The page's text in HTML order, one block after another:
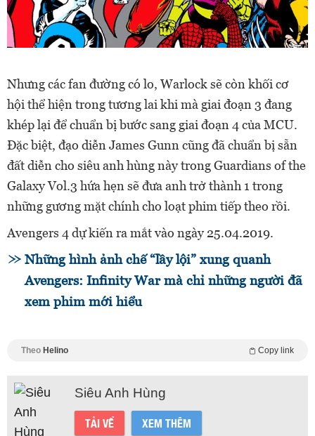
Nhưng các fan đường có lo, Warlock sẽ còn khối cơ
hội thể hiện trong tương lai khi mà giai đoạn 3 đang
khép lại để chuẩn bị bước sang giai đoạn 4 của MCU.
Đặc biệt, đạo diễn James Gunn cũng đã chuẩn bị sẵn
đất diễn cho siêu anh hùng này trong Guardians of the
Galaxy Vol.3 hứa hẹn sẽ đưa anh trở thành 1 trong
những gương mặt chính cho loạt phim tiếp theo rồi.
Avengers 4 dự kiến ra mắt vào ngày 25.04.2019.
Những hình ảnh chế “lầy lội” xung quanh
Avengers: Infinity War mà chỉ những người đã
xem phim mới hiểu
Theo Helino Copy link
Siêu Anh Hùng
TẢI VỀ XEM THÊM